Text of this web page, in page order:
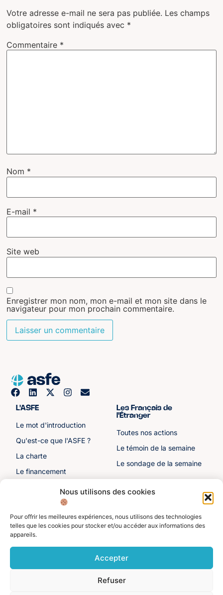
Nous utilisons des cookies
Pour offrir les meilleures expériences, nous utilisons des technologies
telles que les cookies pour stocker et/ou accéder aux informations des
appareils.
Accepter
Refuser
Votre adresse e-mail ne sera pas publiée. Les champs
obligatoires sont indiqués avec *
Commentaire *
Nom *
E-mail *
Site web
Enregistrer mon nom, mon e-mail et mon site dans le
navigateur pour mon prochain commentaire.
L'ASFE
Le mot d'introduction
Qu'est-ce que l'ASFE ?
La charte
Le financement
Les sénateurs
Les Français de
l'Étranger
Toutes nos actions
Le témoin de la semaine
Le sondage de la semaine
Autre liens
Toutes les ressources
Contactez-nous
Divers
personnelles
Mentions légales